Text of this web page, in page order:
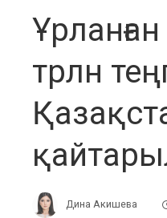
Ұрланған
трлн
Дина Акишева